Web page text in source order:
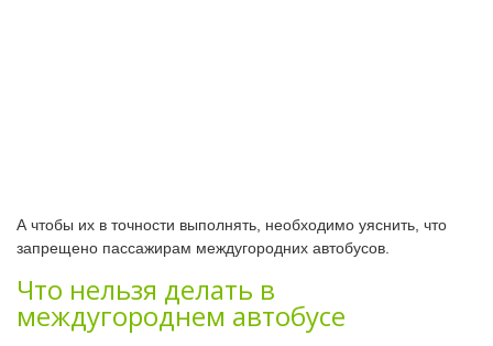
А чтобы их в точности выполнять, необходимо уяснить, что
запрещено пассажирам междугородних автобусов.
Что нельзя делать в
междугороднем автобусе